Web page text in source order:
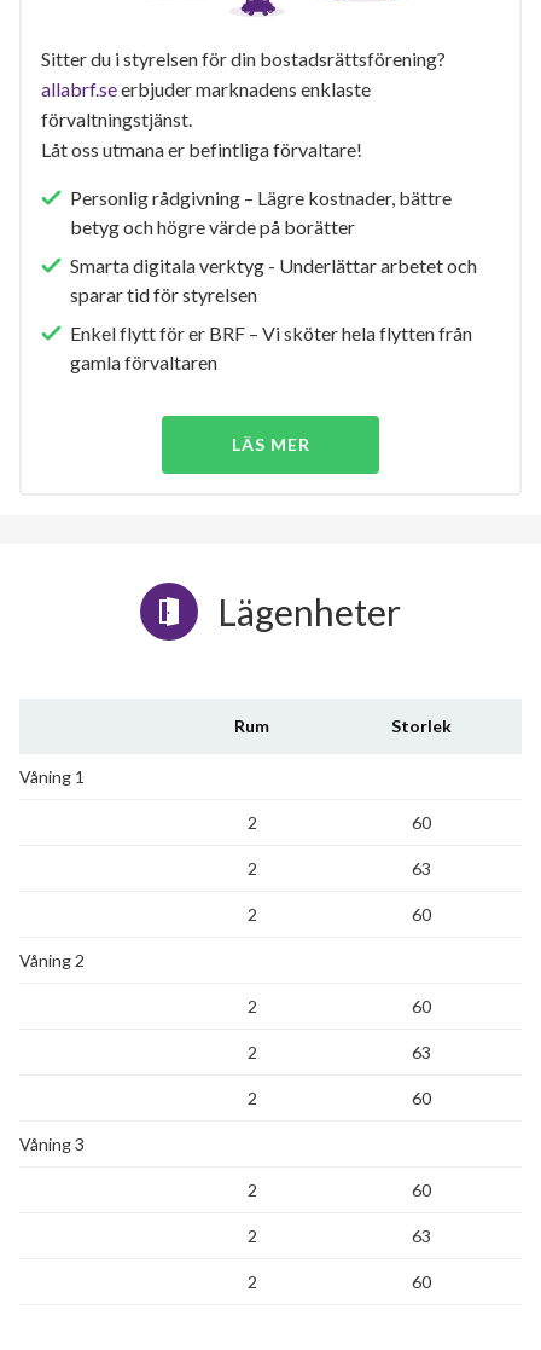
Sitter du i styrelsen för din bostadsrättsförening?
allabrf.seerbjuder marknadens enklaste
förvaltningstjänst.
Låt oss utmana er befintliga förvaltare!
Personlig rådgivning – Lägre kostnader, bättre
betyg och högre värde på borätter
Smarta digitala verktyg - Underlättar arbetet och
sparar tid för styrelsen
Enkel flytt för er BRF – Vi sköter hela flytten från
gamla förvaltaren
LÄS MER
Lägenheter
Rum Storlek
Våning 1
2 60
2 63
2 60
Våning 2
2 60
2 63
2 60
Våning 3
2 60
2 63
2 60